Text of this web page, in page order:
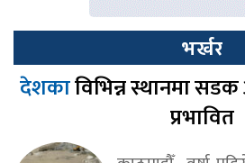
भर्खर
देशकाविभिन्न स्थानमा
प्रभावित